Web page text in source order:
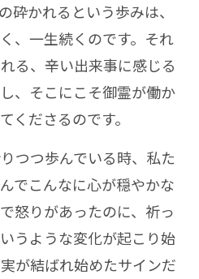
砕かれるという歩みは、
、一生続くのです。それ
る、辛い出来事に感じる
、そこにこそ御霊が働か
くださるのです。
つつ歩んでいる時、私た
でこんなに心が穏やかな
怒りがあったのに、祈っ
うような変化が起こり始
が結ばれ始めたサインだ